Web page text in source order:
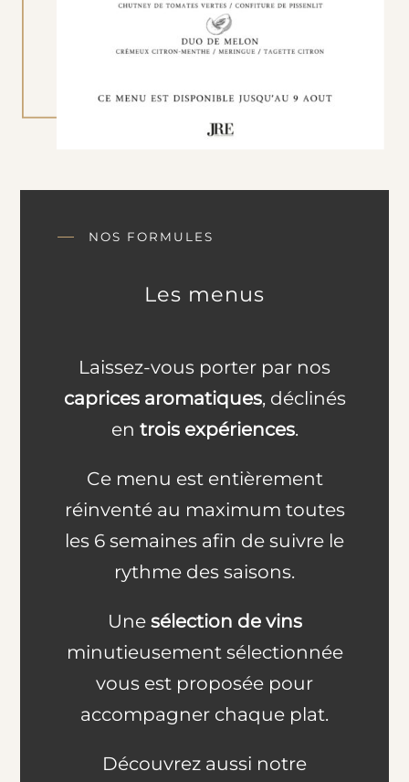
NOS FORMULES
Les menus
Laissez-vous porter par nos
caprices aromatiques, déclinés
en trois expériences.
Ce menu est entièrement
réinventé au maximum toutes
les 6 semaines afin de suivre le
rythme des saisons.
Une sélection de vins
minutieusement sélectionnée
vous est proposée pour
accompagner chaque plat.
Découvrez aussi notre